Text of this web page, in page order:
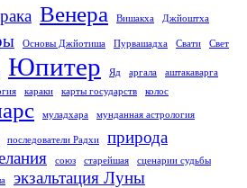
Венера Вишакха Джйоштха
Основы Джйотиша Пурвашадха Свати Свет
Юпитер Яд аргала
аштакаварга
караки карты государств колос
муладхара мунданная астрология
последователи Радхи природа
союз старейшая
сценарии судьбы
экзальтация Луны